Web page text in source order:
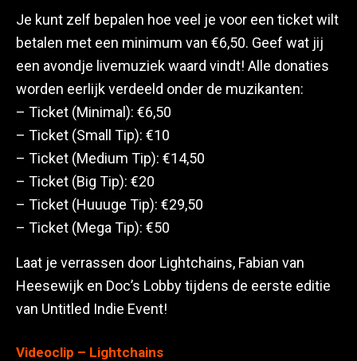
Je kunt zelf bepalen hoe veel je voor een ticket wilt
betalen met een minimum van €6,50. Geef wat jij
een avondje livemuziek waard vindt! Alle donaties
worden eerlijk verdeeld onder de muzikanten:
– Ticket (Minimal): €6,50
– Ticket (Small Tip): €10
– Ticket (Medium Tip): €14,50
– Ticket (Big Tip): €20
– Ticket (Huuuge Tip): €29,50
– Ticket (Mega Tip): €50
Laat je verrassen door Lightchains, Fabian van
Heesewijk en Doc’s Lobby tijdens de eerste editie
van Untitled Indie Event!
Videoclip – Lightchains